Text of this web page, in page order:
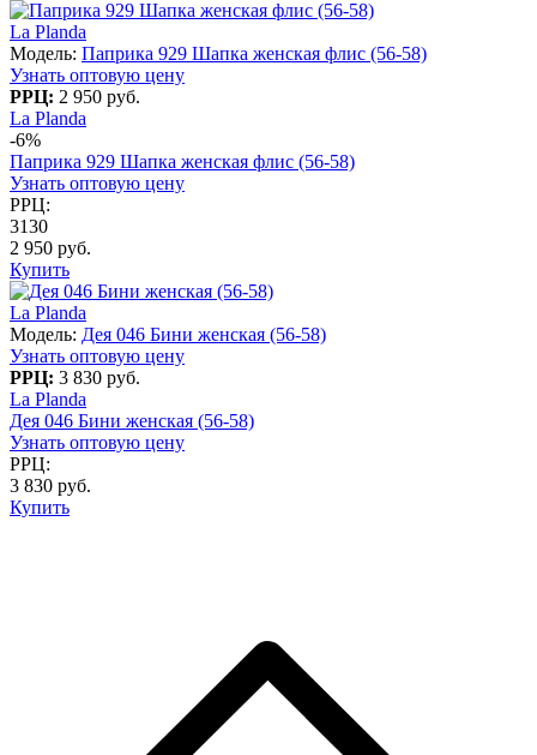
La Planda
Модель: Паприка 929 Шапка женская флис (56-58)
Узнать оптовую цену
РРЦ: 2 950 руб.
La Planda
-6%
Паприка 929 Шапка женская флис (56-58)
Узнать оптовую цену
РРЦ:
3130
2 950 руб.
Купить
La Planda
Модель: Дея 046 Бини женская (56-58)
Узнать оптовую цену
РРЦ: 3 830 руб.
La Planda
Дея 046 Бини женская (56-58)
Узнать оптовую цену
РРЦ:
3 830 руб.
Купить